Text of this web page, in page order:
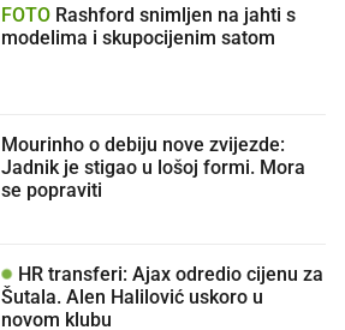
FOTO
modelima i skupocijenim satom
Mourinho o debiju nove zvijezde:
Jadnik je stigao u lošoj formi. Mora
se popraviti
HR transferi: Ajax odredio cijenu za
Šutala. Alen Halilović uskoro u
novom klubu